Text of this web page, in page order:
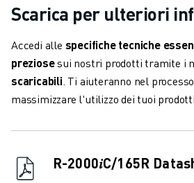
ASSISTENZA CLIENTI
ASSISTENZA SUL CAMPO E
ASSISTENZA TECNICA REMOTA
RICAMBI
RIGENERAZIONE
E-STORE
TRAINING & EDUCATION
Scarica per ulteriori
Accedi alle specifiche tecniche
preziosesui nostri prodotti tramite i
scaricabili. Ti aiuteranno nel
massimizzare l'utilizzo dei tuoi
R-2000𝑖C/165R